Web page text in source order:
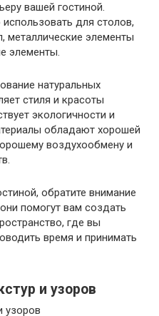
вашей гостиной.
для столов,
металлические элементы
элементы.
натуральных
стиля и красоты
экологичности и
обладают хорошей
воздухообмену и
обратите внимание
помогут вам создать
где вы
время и принимать
и узоров